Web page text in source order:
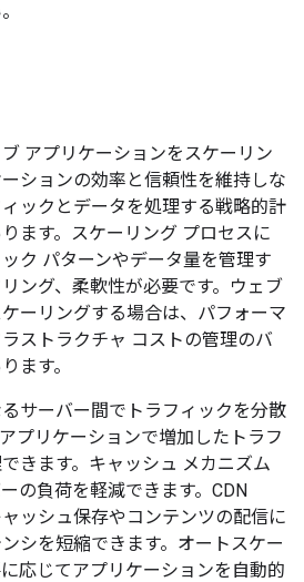
アプリケーションをスケーリン
ションの効率と信頼性を維持しな
ックとデータを処理する戦略的計
ます。スケーリング プロセスに
ク パターンやデータ量を管理す
ング、柔軟性が必要です。ウェブ
ーリングする場合は、パフォーマ
ストラクチャ コストの管理のバ
ます。
サーバー間でトラフィックを分散
プリケーションで増加したトラフ
きます。キャッシュ メカニズム
の負荷を軽減できます。CDN
ッシュ保存やコンテンツの配信に
シを短縮できます。オートスケー
応じてアプリケーションを自動的